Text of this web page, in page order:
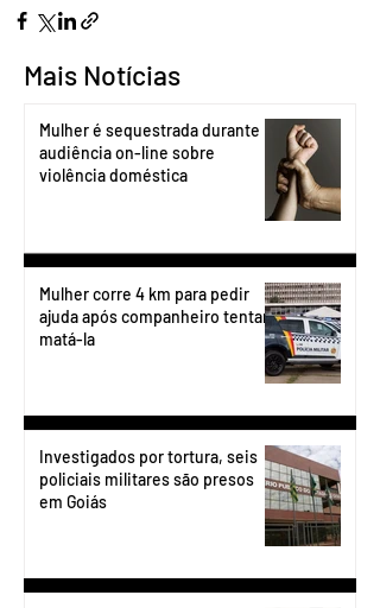
Mais Notícias
Mulher é sequestrada durante
audiência on-line sobre
violência doméstica
Mulher corre 4 km para pedir
ajuda após companheiro tentar
matá-la
Investigados por tortura, seis
policiais militares são presos
em Goiás